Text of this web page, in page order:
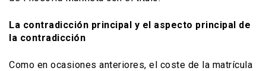
La contradicción principal y el aspecto principal de
la contradicción
Como en ocasiones anteriores, el coste de la matrícula